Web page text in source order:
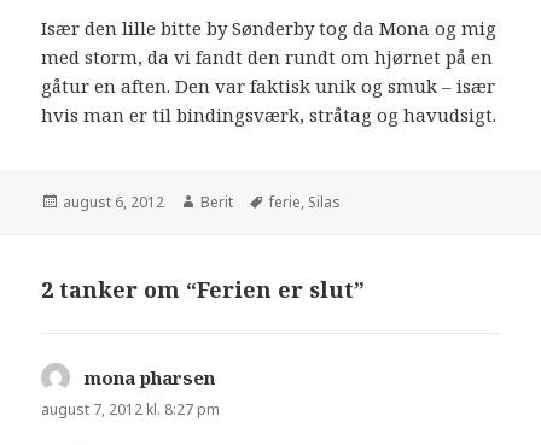
Især den lille bitte by Sønderby tog da Mona og mig
med storm, da vi fandt den rundt om hjørnet på en
gåtur en aften. Den var faktisk unik og smuk – især
hvis man er til bindingsværk, stråtag og havudsigt.
august 6, 2012 Berit ferie, Silas
2 tanker om “Ferien er slut”
mona pharsen
august 7, 2012 kl. 8:27 pm